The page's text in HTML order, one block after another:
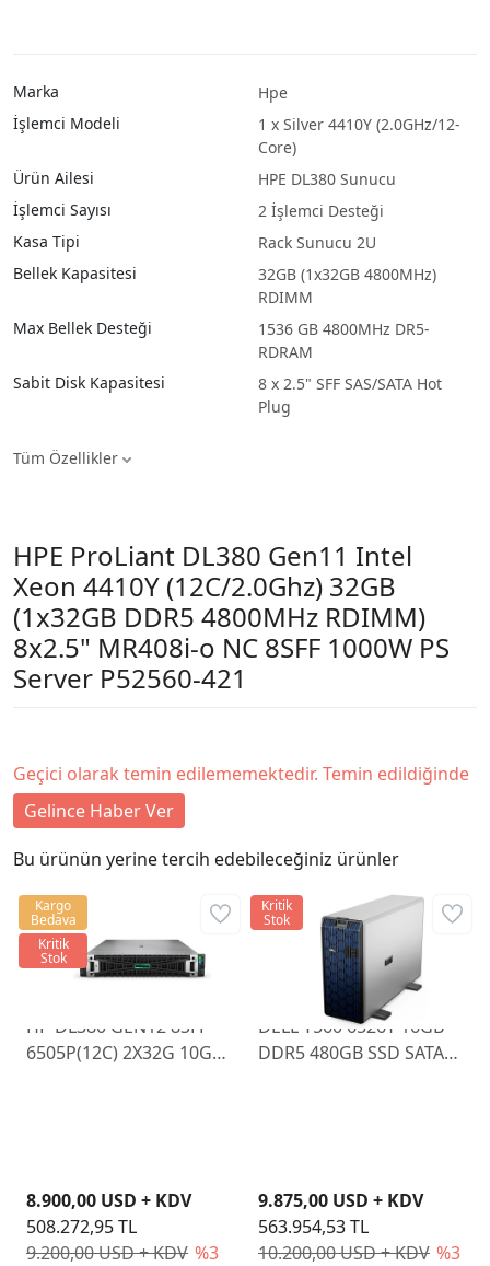
Marka
Hpe
İşlemci Modeli
1 x Silver 4410Y (2.0GHz/12-
Core)
Ürün Ailesi
HPE DL380 Sunucu
İşlemci Sayısı
2 İşlemci Desteği
Kasa Tipi
Rack Sunucu 2U
Bellek Kapasitesi
32GB (1x32GB 4800MHz)
RDIMM
Max Bellek Desteği
1536 GB 4800MHz DR5-
RDRAM
Sabit Disk Kapasitesi
8 x 2.5" SFF SAS/SATA Hot
Plug
Tüm Özellikler
HPE ProLiant DL380 Gen11 Intel
Xeon 4410Y (12C/2.0Ghz) 32GB
(1x32GB DDR5 4800MHz RDIMM)
8x2.5" MR408i-o NC 8SFF 1000W PS
Server P52560-421
Geçici olarak temin edilememektedir. Temin edildiğinde
Gelince Haber Ver
Bu ürünün yerine tercih edebileceğiniz ürünler
HP DL380 GEN12 8SFF
6505P(12C) 2X32G 10GB
9.200,00 USD + KDV %3
8.900,00 USD + KDV
508.272,95 TL
Kargo
Bedava
Kritik
Stok
DELL T560 6526Y 16GB
DDR5 480GB SSD SATA
10.200,00 USD + KDV %3
9.875,00 USD + KDV
563.954,53 TL
Kritik
Stok